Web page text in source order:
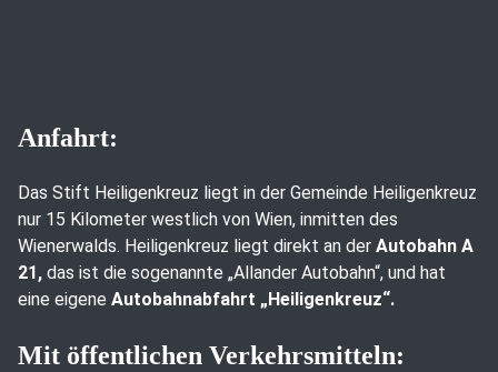
Anfahrt:
Das Stift Heiligenkreuz liegt in der Gemeinde Heiligenkreuz
nur 15 Kilometer westlich von Wien, inmitten des
Wienerwalds. Heiligenkreuz liegt direkt an der Autobahn A
21, das ist die sogenannte „Allander Autobahn“, und hat
eine eigene Autobahnabfahrt „Heiligenkreuz“.
Mit öffentlichen Verkehrsmitteln: